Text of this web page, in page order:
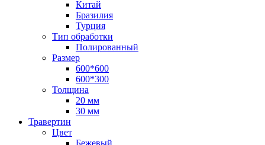
Китай
Бразилия
Турция
Тип обработки
Полированный
Размер
600*600
600*300
Толщина
20 мм
30 мм
Травертин
Цвет
Бежевый